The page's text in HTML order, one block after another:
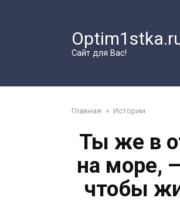
Сайт для Вас!
Главная » Истории
Ты же в
на море,
чтобы